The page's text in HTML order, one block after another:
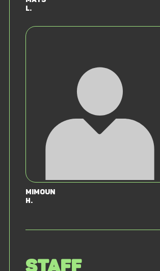
L.
Mimoun
H.
Staff